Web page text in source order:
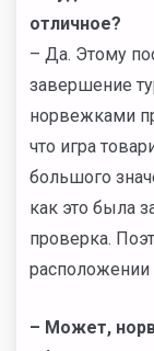
отличное?
– Да. Этому
завершение
норвежками
что игра
большого
как это была
проверка.
расположении
– Может,